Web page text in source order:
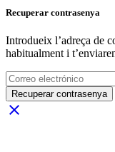
Recuperar contrasenya
Introdueix l’adreça de
habitualment i
Recuperar contrasenya
close